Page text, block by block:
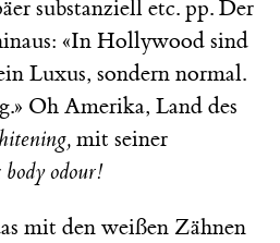
substanziell etc. pp. Der
«In Hollywood sind
Luxus, sondern normal.
Oh Amerika, Land des
mit seiner
body odour!
mit den weißen Zähnen